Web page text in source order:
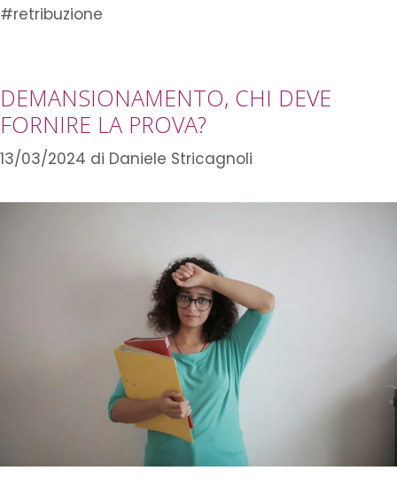
#retribuzione
DEMANSIONAMENTO, CHI DEVE
FORNIRE LA PROVA?
13/03/2024 di Daniele Stricagnoli